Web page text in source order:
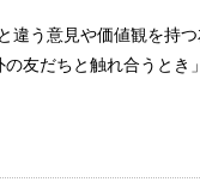
う意見や価値観を持つ
友だちと触れ合うとき